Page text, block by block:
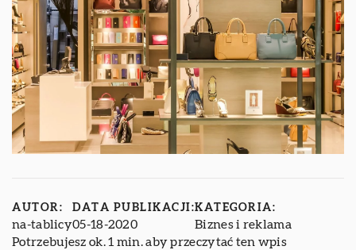
AUTOR:
na-tablicy
DATA PUBLIKACJI:
05-18-2020
KATEGORIA:
Biznes i reklama
Potrzebujesz ok. 1 min. aby przeczytać ten wpis